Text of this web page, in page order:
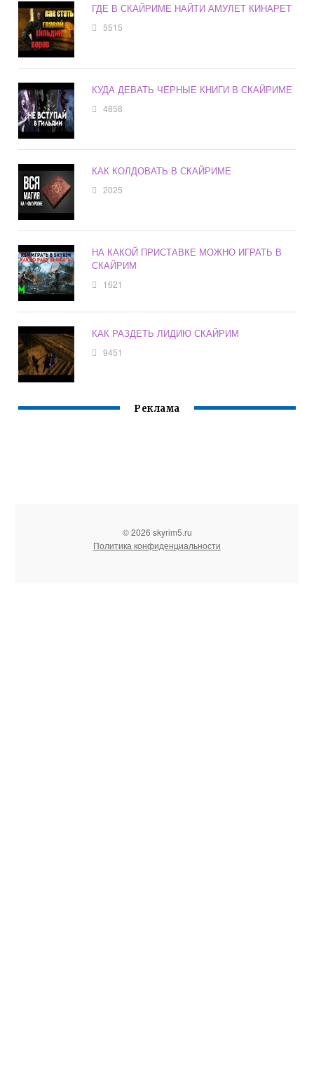
ГДЕ В СКАЙРИМЕ НАЙТИ АМУЛЕТ КИНАРЕТ
5515
КУДА ДЕВАТЬ ЧЕРНЫЕ КНИГИ В СКАЙРИМЕ
4858
КАК КОЛДОВАТЬ В СКАЙРИМЕ
2025
НА КАКОЙ ПРИСТАВКЕ МОЖНО ИГРАТЬ В
СКАЙРИМ
1621
КАК РАЗДЕТЬ ЛИДИЮ СКАЙРИМ
9451
Реклама
© 2026 skyrim5.ru
Политика конфиденциальности